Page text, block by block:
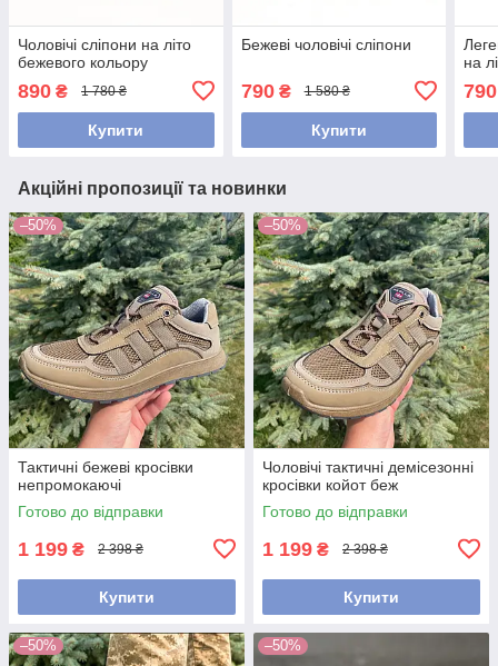
Чоловічі сліпони на літо
бежевого кольору
890 ₴ 1 780 ₴
Купити
Бежеві чоловічі сліпони
790₴ 1 580 ₴
Купити
на
790
Акційні пропозиції та новинки
–50%
Тактичні бежеві кросівки
непромокаючі
Готово до відправки
1 199 ₴ 2 398 ₴
Купити
–50%
Чоловічі тактичні демісезонні
кросівки койот беж
Готово до відправки
1 199 ₴ 2 398 ₴
Купити
–50% –50%